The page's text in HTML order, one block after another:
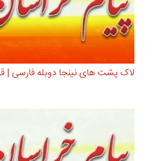
لاک پشت های نینجا دوبله فارسی |